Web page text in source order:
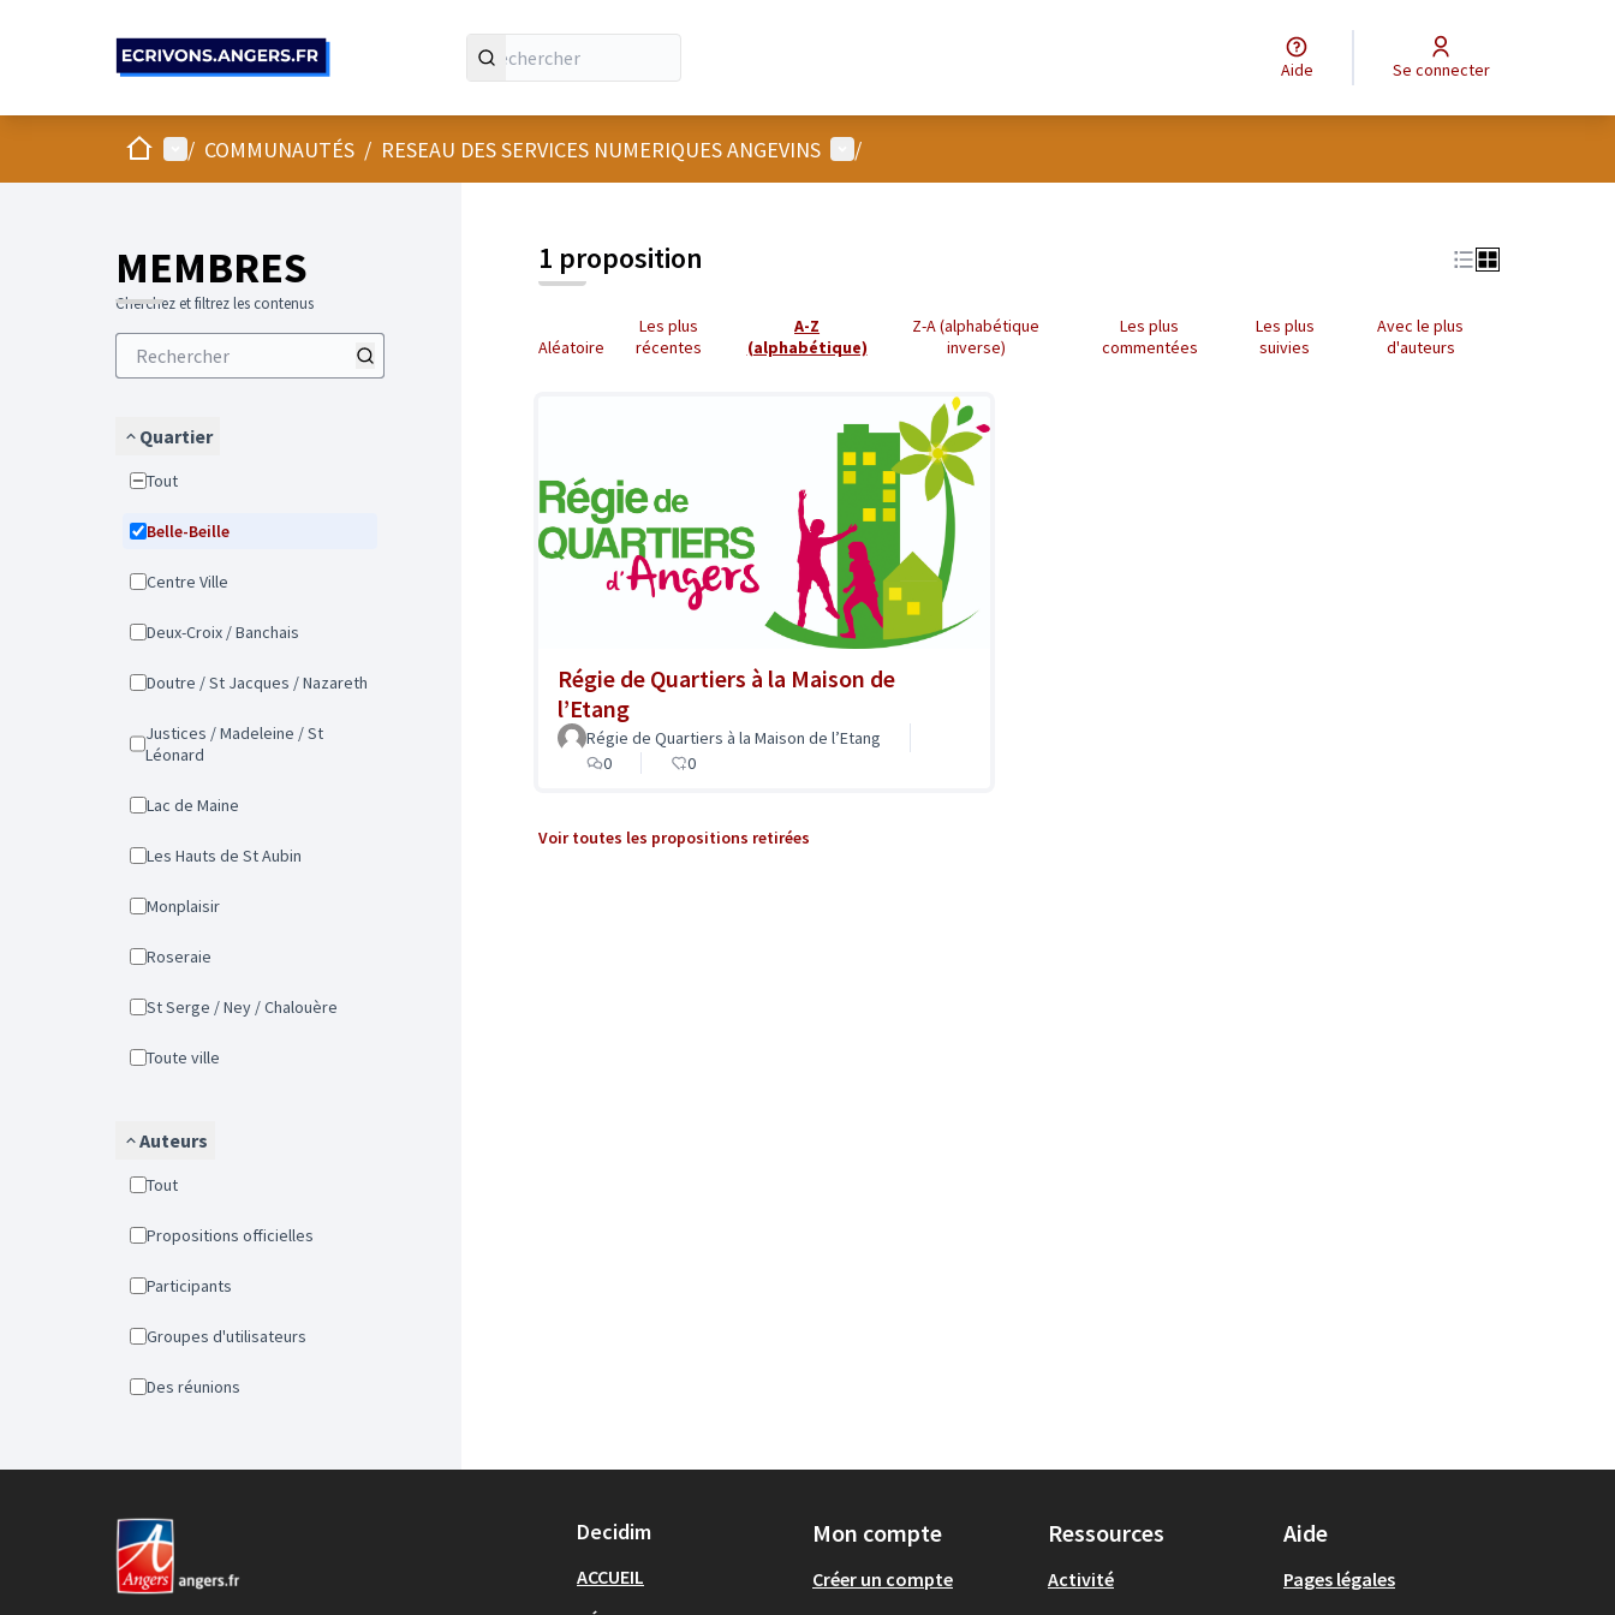
Aide Se connecter
AccueilMenu principal
/ COMMUNAUTÉS / RESEAU DES SERVICES NUMERIQUES ANGEVINS Menu utilisateur
/
MEMBRES
Cherchez et filtrez les contenus
Quartier
Tout
Belle-Beille
Centre Ville
Deux-Croix / Banchais
Doutre / St Jacques / Nazareth
Justices / Madeleine / St
Léonard
Lac de Maine
Les Hauts de St Aubin
Monplaisir
Roseraie
St Serge / Ney / Chalouère
Toute ville
Auteurs
Tout
Propositions officielles
Participants
Groupes d'utilisateurs
Des réunions
1 proposition
Aléatoire
Les plus
récentes
A-Z
(alphabétique)
Z-A (alphabétique
inverse)
Les plus
commentées
Les plus
suivies
Avec le plus
d'auteurs
Régie de Quartiers à la Maison de
l’Etang
Régie de Quartiers à la Maison de l’Etang
0
0
Voir toutes les propositions retirées
Decidim
ACCUEIL
Mon compte
Créer un compte
Ressources
Activité
Aide
Pages légales